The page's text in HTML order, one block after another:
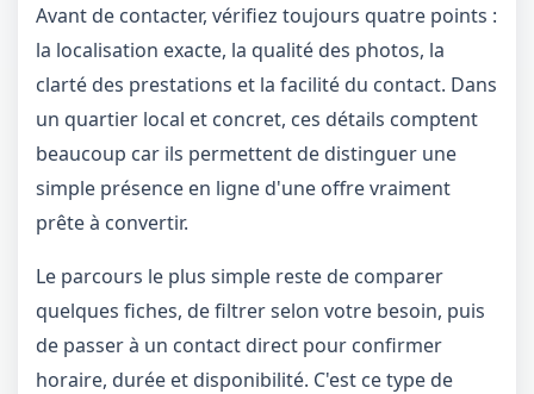
Avant de contacter, vérifiez toujours quatre points :
la localisation exacte, la qualité des photos, la
clarté des prestations et la facilité du contact. Dans
un quartier local et concret, ces détails comptent
beaucoup car ils permettent de distinguer une
simple présence en ligne d'une offre vraiment
prête à convertir.
Le parcours le plus simple reste de comparer
quelques fiches, de filtrer selon votre besoin, puis
de passer à un contact direct pour confirmer
horaire, durée et disponibilité. C'est ce type de